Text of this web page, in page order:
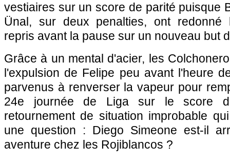
vestiaires sur un score de parité puisque
Ünal, sur deux penalties, ont redonné
repris avant la pause sur un nouveau but
Grâce à un mental d'acier, les
l'expulsion de Felipe peu avant l'heure
parvenus à renverser la vapeur pour
24e journée de Liga sur le score
retournement de situation improbable
une question : Diego Simeone est-il
aventure chez les Rojiblancos ?